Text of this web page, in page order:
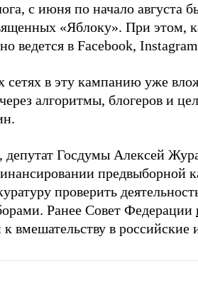
с июня по начало августа
«Яблоку». При этом,
ведется в Facebook,
сетях в эту кампанию уже
алгоритмы, блогеров и
Госдумы Алексей
предвыборной
проверить
Ранее Совет Федерации
вмешательству в российские